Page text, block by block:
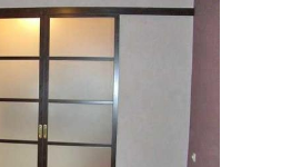
Амбарные двери